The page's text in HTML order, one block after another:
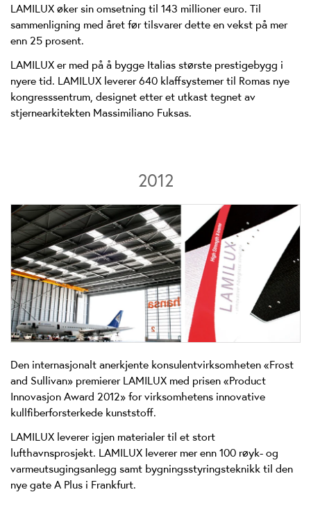
LAMILUX øker sin omsetning til 143 millioner euro. Til
sammenligning med året før tilsvarer dette en vekst på mer
enn 25 prosent.
LAMILUX er med på å bygge Italias største prestigebygg i
nyere tid. LAMILUX leverer 640 klaffsystemer til Romas nye
kongresssentrum, designet etter et utkast tegnet av
stjernearkitekten Massimiliano Fuksas.
2012
Den internasjonalt anerkjente konsulentvirksomheten «Frost
and Sullivan» premierer LAMILUX med prisen «Product
Innovasjon Award 2012» for virksomhetens innovative
kullfiberforsterkede kunststoff.
LAMILUX leverer igjen materialer til et stort
lufthavnsprosjekt. LAMILUX leverer mer enn 100 røyk- og
varmeutsugingsanlegg samt bygningsstyringsteknikk til den
nye gate A Plus i Frankfurt.